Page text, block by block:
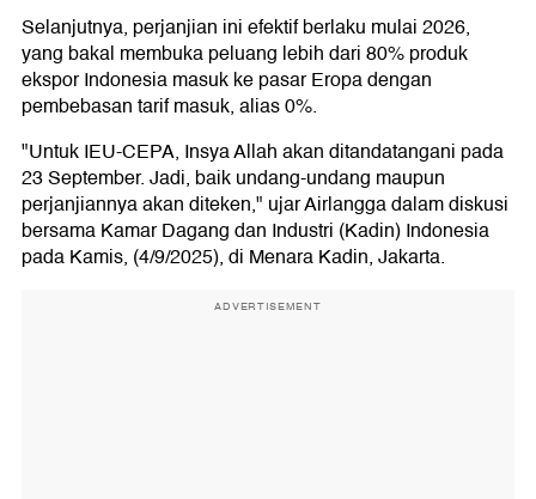
Selanjutnya, perjanjian ini efektif berlaku mulai 2026,
yang bakal membuka peluang lebih dari 80% produk
ekspor Indonesia masuk ke pasar Eropa dengan
pembebasan tarif masuk, alias 0%.
"Untuk IEU-CEPA, Insya Allah akan ditandatangani pada
23 September. Jadi, baik undang-undang maupun
perjanjiannya akan diteken," ujar Airlangga dalam diskusi
bersama Kamar Dagang dan Industri (Kadin) Indonesia
pada Kamis, (4/9/2025), di Menara Kadin, Jakarta.
ADVERTISEMENT